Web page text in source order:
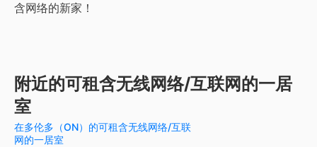
含网络的新家！
附近的可租含无线网络/互联网的一居
室
在多伦多（ON）的可租含无线网络/互联
网的一居室